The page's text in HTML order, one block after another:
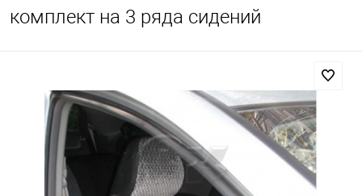
комплект на 3 ряда сидений